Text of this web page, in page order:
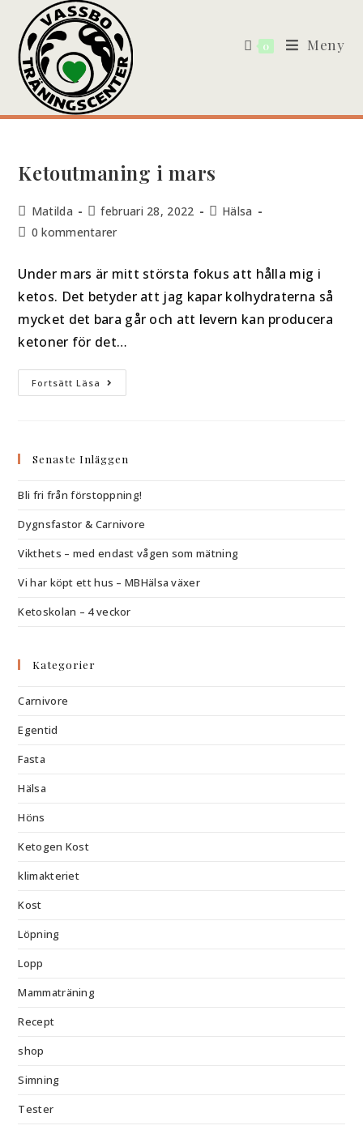
0 Meny
Ketoutmaning i mars
Matilda februari 28, 2022
Hälsa
0 kommentarer
Under mars är mitt största fokus att hålla mig i
ketos. Det betyder att jag kapar kolhydraterna så
mycket det bara går och att levern kan producera
ketoner för det…
Fortsätt Läsa
Senaste Inläggen
Bli fri från förstoppning!
Dygnsfastor & Carnivore
Vikthets – med endast vågen som mätning
Vi har köpt ett hus – MBHälsa växer
Ketoskolan – 4 veckor
Kategorier
Carnivore
Egentid
Fasta
Hälsa
Höns
Ketogen Kost
klimakteriet
Kost
Löpning
Lopp
Mammaträning
Recept
shop
Simning
Tester